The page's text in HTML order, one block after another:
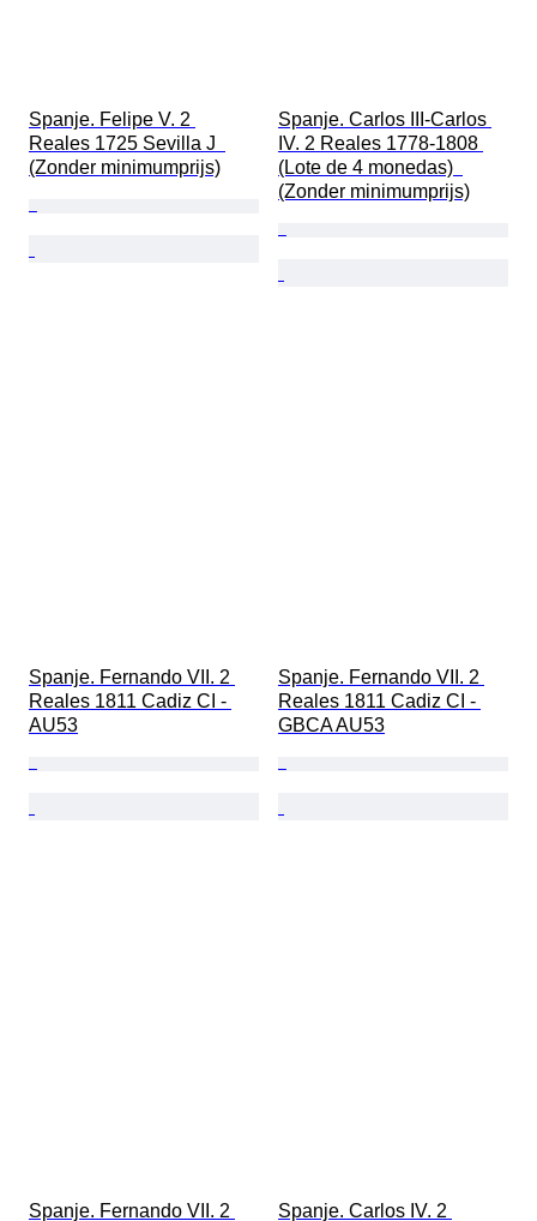
Spanje. Felipe V. 2
Reales 1725 Sevilla J
(Zonder minimumprijs)
Spanje. Carlos III-Carlos
IV. 2 Reales 1778-1808
(Lote de 4 monedas)
(Zonder minimumprijs)
Spanje. Fernando VII. 2
Reales 1811 Cadiz CI -
AU53
Spanje. Fernando VII. 2
Reales 1811 Cadiz CI -
GBCA AU53
Spanje. Fernando VII. 2 Spanje. Carlos IV. 2